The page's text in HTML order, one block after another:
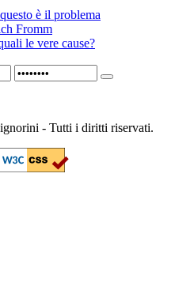
è il problema
Fromm
le vere cause?
- Tutti i diritti riservati.